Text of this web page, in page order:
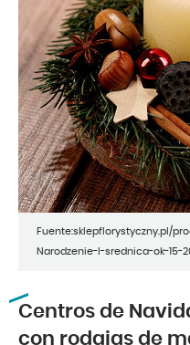
Fuente:sklepflorystyczny.pl/
Narodzenie-I-srednica-ok-15-
Centros de
con rodajas de